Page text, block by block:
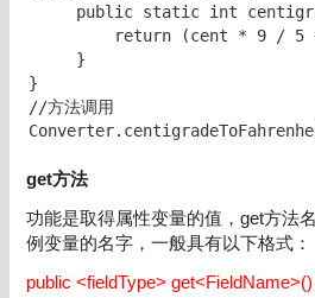
public static int
return (cent * 9 /
     }
}
//方法调用
get方法
功能是取得属性变量的值，get方法
例变量的名字，一般具有以下格式：
public <fieldType>